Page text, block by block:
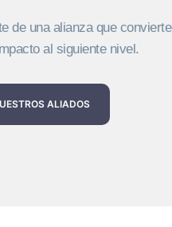
de una alianza que
al siguiente nivel.
ALIADOS